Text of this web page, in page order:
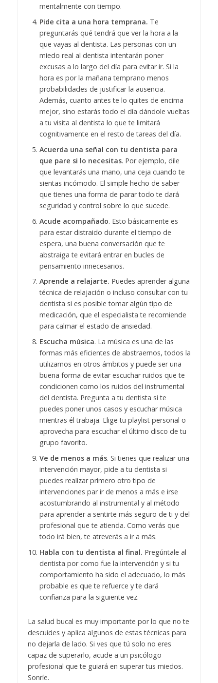
mentalmente con tiempo.
Pide cita a una hora temprana. Te
preguntarás qué tendrá que ver la hora a la
que vayas al dentista. Las personas con un
miedo real al dentista intentarán poner
excusas a lo largo del día para evitar ir. Si la
hora es por la mañana temprano menos
probabilidades de justificar la ausencia.
Además, cuanto antes te lo quites de encima
mejor, sino estarás todo el día dándole vueltas
a tu visita al dentista lo que te limitará
cognitivamente en el resto de tareas del día.
Acuerda una señal con tu dentista para
que pare si lo necesitas. Por ejemplo, dile
que levantarás una mano, una ceja cuando te
sientas incómodo. El simple hecho de saber
que tienes una forma de parar todo te dará
seguridad y control sobre lo que sucede.
Acude acompañado. Esto básicamente es
para estar distraido durante el tiempo de
espera, una buena conversación que te
abstraiga te evitará entrar en bucles de
pensamiento innecesarios.
Aprende a relajarte. Puedes aprender alguna
técnica de relajación o incluso consultar con tu
dentista si es posible tomar algún tipo de
medicación, que el especialista te recomiende
para calmar el estado de ansiedad.
Escucha música. La música es una de las
formas más eficientes de abstraernos, todos la
utilizamos en otros ámbitos y puede ser una
buena forma de evitar escuchar ruidos que te
condicionen como los ruidos del instrumental
del dentista. Pregunta a tu dentista si te
puedes poner unos casos y escuchar música
mientras él trabaja. Elige tu playlist personal o
aprovecha para escuchar el último disco de tu
grupo favorito.
Ve de menos a más. Si tienes que realizar una
intervención mayor, pide a tu dentista si
puedes realizar primero otro tipo de
intervenciones par ir de menos a más e irse
acostumbrando al instrumental y al método
para aprender a sentirte más seguro de ti y del
profesional que te atienda. Como verás que
todo irá bien, te atreverás a ir a más.
Habla con tu dentista al final. Pregúntale al
dentista por como fue la intervención y si tu
comportamiento ha sido el adecuado, lo más
probable es que te refuerce y te dará
confianza para la siguiente vez.
La salud bucal es muy importante por lo que no te
descuides y aplica algunos de estas técnicas para
no dejarla de lado. Si ves que tú solo no eres
capaz de superarlo, acude a un psicólogo
profesional que te guiará en superar tus miedos.
Sonríe.